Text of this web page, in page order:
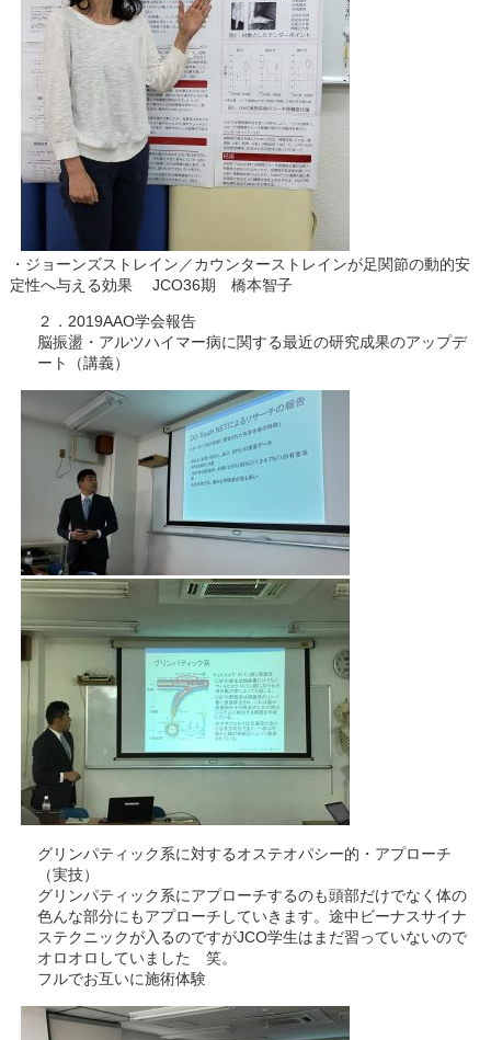
・ジョーンズストレイン／カウンターストレインが足関節の動的安
定性へ与える効果 JCO36期 橋本智子
２．2019AAO学会報告
脳振盪・アルツハイマー病に関する最近の研究成果のアップデ
ート（講義）
グリンパティック系に対するオステオパシー的・アプローチ
（実技）
グリンパティック系にアプローチするのも頭部だけでなく体の
色んな部分にもアプローチしていきます。途中ビーナスサイナ
ステクニックが入るのですがJCO学生はまだ習っていないので
オロオロしていました 笑。
フルでお互いに施術体験